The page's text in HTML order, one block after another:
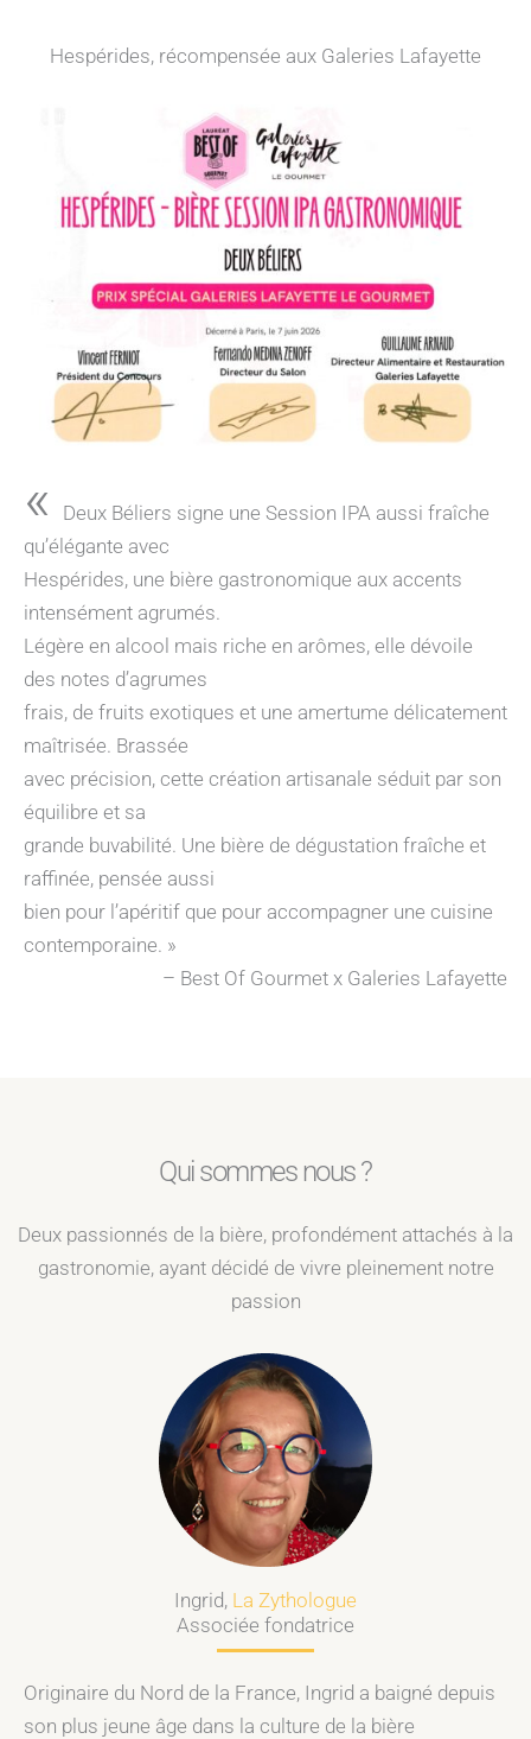
Hespérides, récompensée aux Galeries Lafayette
«
Deux Béliers signe une Session IPA aussi fraîche
qu’élégante avec
Hespérides, une bière gastronomique aux accents
intensément agrumés.
Légère en alcool mais riche en arômes, elle dévoile
des notes d’agrumes
frais, de fruits exotiques et une amertume délicatement
maîtrisée. Brassée
avec précision, cette création artisanale séduit par son
équilibre et sa
grande buvabilité. Une bière de dégustation fraîche et
raffinée, pensée aussi
bien pour l’apéritif que pour accompagner une cuisine
contemporaine. »
– Best Of Gourmet x Galeries Lafayette
Qui sommes nous ?
Deux passionnés de la bière, profondément attachés à la
gastronomie, ayant décidé de vivre pleinement notre
passion
Ingrid, La Zythologue
Associée fondatrice
Originaire du Nord de la France, Ingrid a baigné depuis
son plus jeune âge dans la culture de la bière